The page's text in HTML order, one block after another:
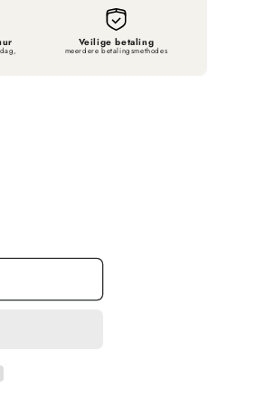
Veilige betaling
meerdere betalingsmethodes